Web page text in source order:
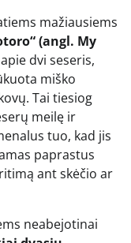
mažiausiems
(angl. My
dvi seseris,
miško
Tai tiesiog
meilę ir
tuo, kad jis
paprastus
ant skėčio ar
neabejotinai